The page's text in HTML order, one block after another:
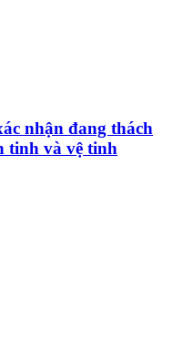
nhận đang thách
tinh và vệ tinh